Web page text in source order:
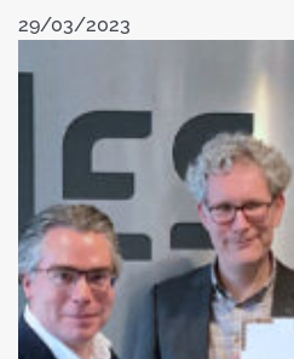
29/03/2023